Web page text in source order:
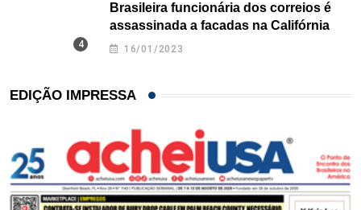
Brasileira funcionária dos correios é
assassinada a facadas na Califórnia
16/01/2023
EDIÇÃO IMPRESSA